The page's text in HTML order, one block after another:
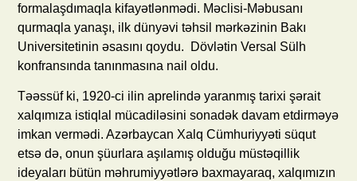
formalaşdımaqla kifayətlənmədi. Məclisi-Məbusanı
qurmaqla yanaşı, ilk dünyəvi təhsil mərkəzinin Bakı
Universitetinin əsasını qoydu. Dövlətin Versal Sülh
konfransında tanınmasına nail oldu.
Təəssüf ki, 1920-ci ilin aprelində yaranmış tarixi şərait
xalqımıza istiqlal mücadiləsini sonadək davam etdirməyə
imkan vermədi. Azərbaycan Xalq Cümhuriyyəti süqut
etsə də, onun şüurlara aşılamış olduğu müstəqillik
ideyaları bütün məhrumiyyətlərə baxmayaraq, xalqımızın